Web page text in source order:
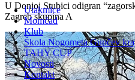
Utakmice
Momčad
Klub
Škola Nogometa Gupčev
TAHY CUP
Novosti
Kontakt
U Donjoj Stubici odigran
Zagreb skupina A